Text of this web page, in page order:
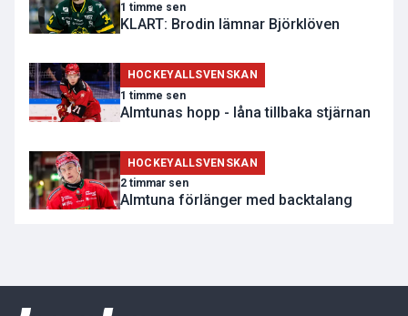
1 timme sen
KLART: Brodin lämnar Björklöven
HOCKEYALLSVENSKAN
1 timme sen
Almtunas hopp - låna tillbaka stjärnan
HOCKEYALLSVENSKAN
2 timmar sen
Almtuna förlänger med backtalang